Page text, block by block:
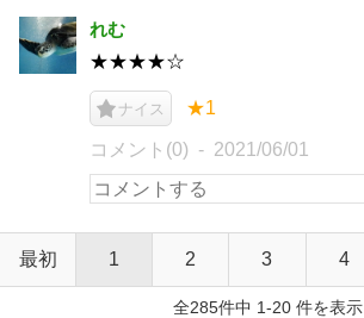
れむ
★★★★☆
ナイス ★1
コメント(0) 2021/06/01
最初 1 2 3 4
全285件中 1-20 件を表示